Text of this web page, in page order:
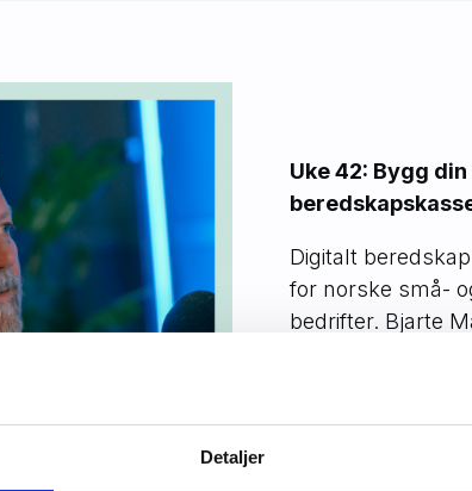
Detaljer
Uke 42: Bygg
Digitalt
for norske små-
bedrifter. Bjarte
medengelsk